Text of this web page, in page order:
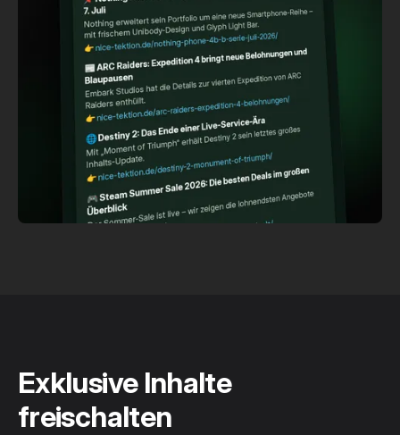
Exklusive Inhalte
freischalten